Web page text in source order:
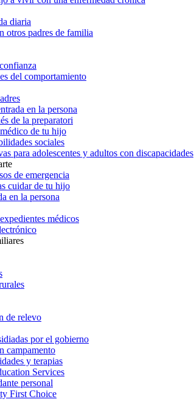
diaria
otros padres de familia
del comportamiento
en la persona
de la preparatori
de tu hijo
sociales
para adolescentes y adultos con discapacidades
de emergencia
cuidar de tu hijo
en la persona
médicos
de relevo
por el gobierno
campamento
y terapias
Services
personal
First Choice